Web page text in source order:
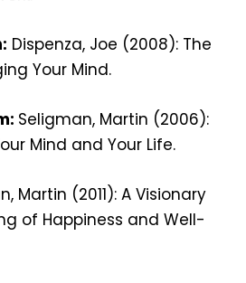
Dispenza, Joe (2008): The
Your Mind.
Seligman, Martin (2006):
Mind and Your Life.
Martin (2011): A Visionary
of Happiness and Well-